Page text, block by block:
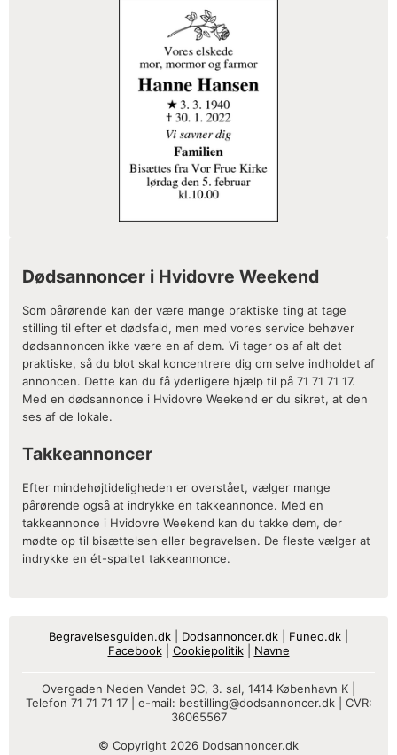
Dødsannoncer i Hvidovre Weekend
Som pårørende kan der være mange praktiske ting at tage
stilling til efter et dødsfald, men med vores service behøver
dødsannoncen ikke være en af dem. Vi tager os af alt det
praktiske, så du blot skal koncentrere dig om selve indholdet af
annoncen. Dette kan du få yderligere hjælp til på 71 71 71 17.
Med en dødsannonce i Hvidovre Weekend er du sikret, at den
ses af de lokale.
Takkeannoncer
Efter mindehøjtideligheden er overstået, vælger mange
pårørende også at indrykke en takkeannonce. Med en
takkeannonce i Hvidovre Weekend kan du takke dem, der
mødte op til bisættelsen eller begravelsen. De fleste vælger at
indrykke en ét-spaltet takkeannonce.
Begravelsesguiden.dk Dodsannoncer.dk Funeo.dk
Facebook| Cookiepolitik| Navne
Overgaden Neden Vandet 9C, 3. sal, 1414 København K |
Telefon 71 71 71 17 | e-mail: bestilling@dodsannoncer.dk| CVR:
36065567
© Copyright 2026 Dodsannoncer.dk